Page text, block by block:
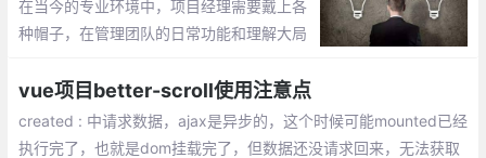
在当今的专业环境中，项目经理需要戴上各
种帽子，在管理团队的日常功能和理解大局
织变得更有价值，并且他们对技能和战略角
色的需求在全球范围内不断增长。但这也提
出了一个问题：如何在如此高压的环境中成
vue项目better-scroll使用注意点
created : 中请求数据，ajax是异步的，这个时候可能mounted已经
执行完了，也就是dom挂载完了，但数据还没请求回来，无法获取